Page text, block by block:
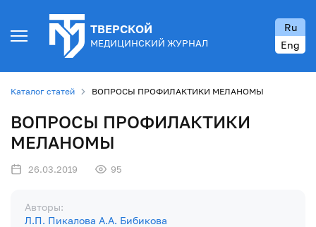
ТВЕРСКОЙ
МЕДИЦИНСКИЙ ЖУРНАЛ
Ru
Eng
Каталог статей ВОПРОСЫ ПРОФИЛАКТИКИ МЕЛАНОМЫ
ВОПРОСЫ ПРОФИЛАКТИКИ
МЕЛАНОМЫ
26.03.2019 95
Авторы:
Л.П. Пикалова А.А. Бибикова